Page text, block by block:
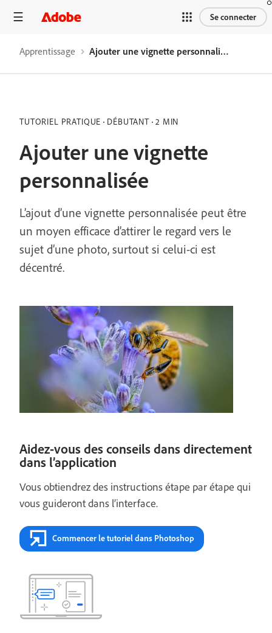
Se connecter
Apprentissage Ajouter une vignette personnalisée
TUTORIEL PRATIQUE DÉBUTANT 2 MIN
Ajouter une vignette
personnalisée
L’ajout d’une vignette personnalisée peut être
un moyen efficace d’attirer le regard vers le
sujet d’une photo, surtout si celui-ci est
décentré.
Aidez-vous des conseils dans directement
dans l’application
Vous obtiendrez des instructions étape par étape qui
vous guideront dans l’interface.
Commencer le tutoriel dans Photoshop